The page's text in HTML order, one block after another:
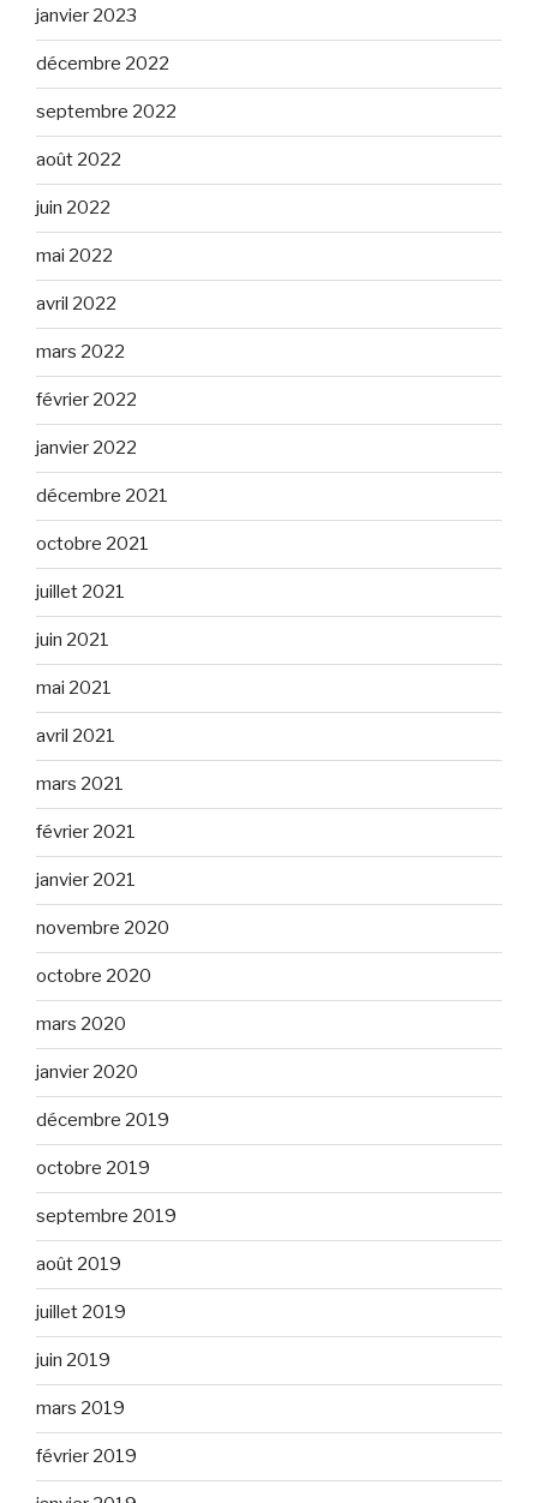
janvier 2023
décembre 2022
septembre 2022
août 2022
juin 2022
mai 2022
avril 2022
mars 2022
février 2022
janvier 2022
décembre 2021
octobre 2021
juillet 2021
juin 2021
mai 2021
avril 2021
mars 2021
février 2021
janvier 2021
novembre 2020
octobre 2020
mars 2020
janvier 2020
décembre 2019
octobre 2019
septembre 2019
août 2019
juillet 2019
juin 2019
mars 2019
février 2019